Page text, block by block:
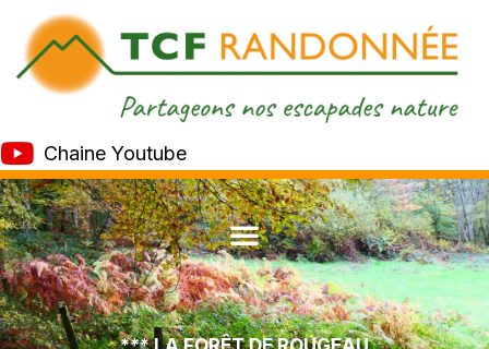
Chaine Youtube